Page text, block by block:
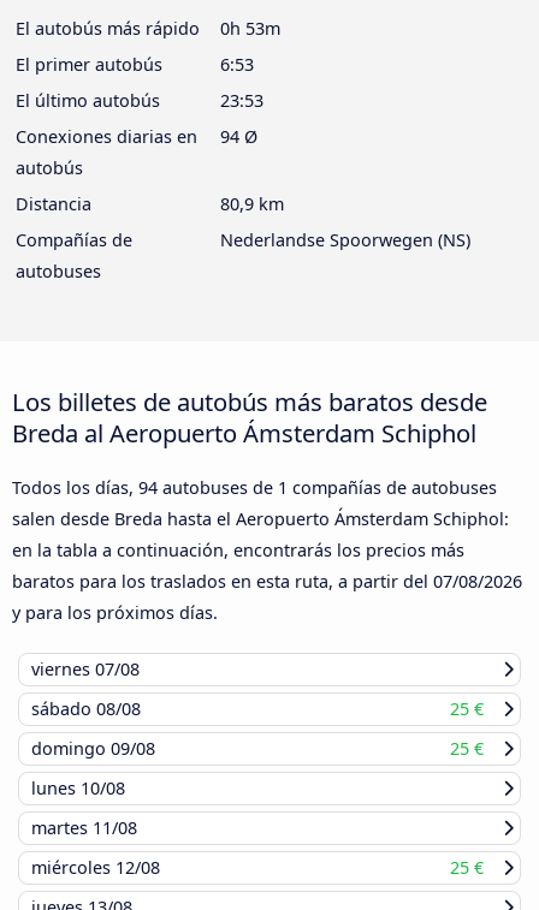
El autobús más rápido
0h 53m
El primer autobús
6:53
El último autobús
23:53
Conexiones diarias en
autobús
94 Ø
Distancia
80,9 km
Compañías de
autobuses
Nederlandse Spoorwegen (NS)
Los billetes de autobús más baratos desde
Breda al Aeropuerto Ámsterdam Schiphol
Todos los días, 94 autobuses de 1 compañías de autobuses
salen desde Breda hasta el Aeropuerto Ámsterdam Schiphol:
en la tabla a continuación, encontrarás los precios más
baratos para los traslados en esta ruta, a partir del 07/08/2026
y para los próximos días.
viernes 07/08
sábado 08/08
25 €
domingo 09/08
25 €
lunes 10/08
martes 11/08
miércoles 12/08
25 €